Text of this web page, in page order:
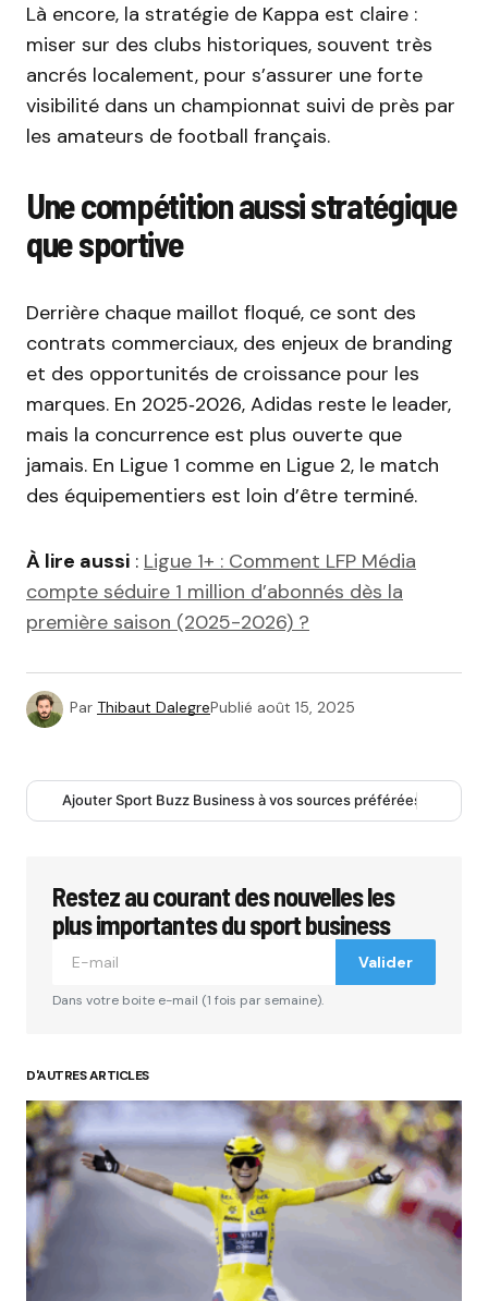
Là encore, la stratégie de Kappa est claire :
miser sur des clubs historiques, souvent très
ancrés localement, pour s’assurer une forte
visibilité dans un championnat suivi de près par
les amateurs de football français.
Une compétition aussi stratégique
que sportive
Derrière chaque maillot floqué, ce sont des
contrats commerciaux, des enjeux de branding
et des opportunités de croissance pour les
marques. En 2025‑2026, Adidas reste le leader,
mais la concurrence est plus ouverte que
jamais. En Ligue 1 comme en Ligue 2, le match
des équipementiers est loin d’être terminé.
À lire aussi : Ligue 1+ : Comment LFP Média
compte séduire 1 million d’abonnés dès la
première saison (2025-2026) ?
Par Thibaut DalegrePublié août 15, 2025
Ajouter Sport Buzz Business à vos sources préférées
Restez au courant des nouvelles les
plus importantes du sport business
Valider
Dans votre boite e-mail (1 fois par semaine).
D'AUTRES ARTICLES